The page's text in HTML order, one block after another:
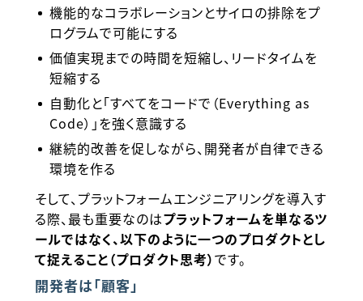
機能的なコラボレーションとサイロの排除をプ
ログラムで可能にする
価値実現までの時間を短縮し、リードタイムを
短縮する
⾃動化と「すべてをコードで（Everything as
Code）」を強く意識する
継続的改善を促しながら、開発者が⾃律できる
環境を作る
そして、プラットフォームエンジニアリングを導入す
る際、最も重要なのはプラットフォームを単なるツ
ールではなく、以下のように一つのプロダクトとし
て捉えること（プロダクト思考）です。
開発者は「顧客」